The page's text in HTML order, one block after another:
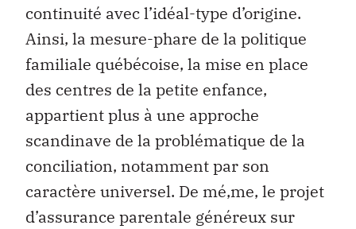
continuité avec l’idéal-type d’origine.
Ainsi, la mesure-phare de la politique
familiale québécoise, la mise en place
des centres de la petite enfance,
appartient plus à une approche
scandinave de la problématique de la
conciliation, notamment par son
caractère universel. De mé‚me, le projet
d’assurance parentale généreux sur